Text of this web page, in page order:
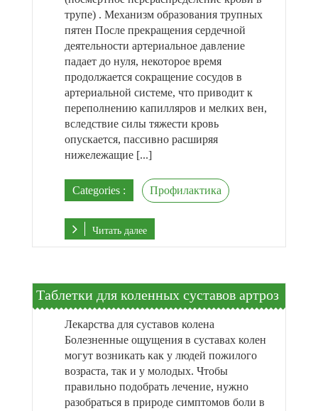
трупе) . Механизм образования трупных
пятен После прекращения сердечной
деятельности артериальное давление
падает до нуля, некоторое время
продолжается сокращение сосудов в
артериальной системе, что приводит к
переполнению капилляров и мелких вен,
вследствие силы тяжести кровь
опускается, пассивно расширяя
нижележащие [...]
Categories : Профилактика
Читать далее
Таблетки для коленных суставов артроз
Лекарства для суставов колена
Болезненные ощущения в суставах колен
могут возникать как у людей пожилого
возраста, так и у молодых. Чтобы
правильно подобрать лечение, нужно
разобраться в природе симптомов боли в